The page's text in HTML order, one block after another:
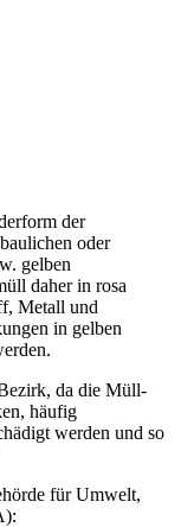
der
oder
gelben
daher in rosa
Metall und
in gelben
da die Müll-
häufig
werden und so
für Umwelt,